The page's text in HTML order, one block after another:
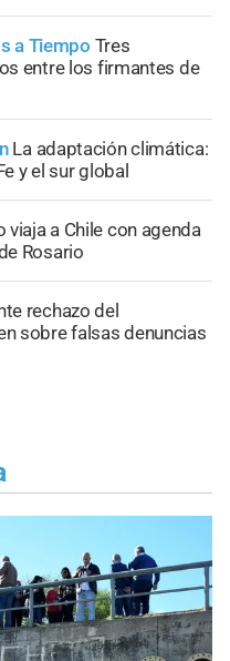
a Tiempo Tres
entre los firmantes de
La adaptación climática:
y el sur global
viaja a Chile con agenda
Rosario
rechazo del
sobre falsas denuncias